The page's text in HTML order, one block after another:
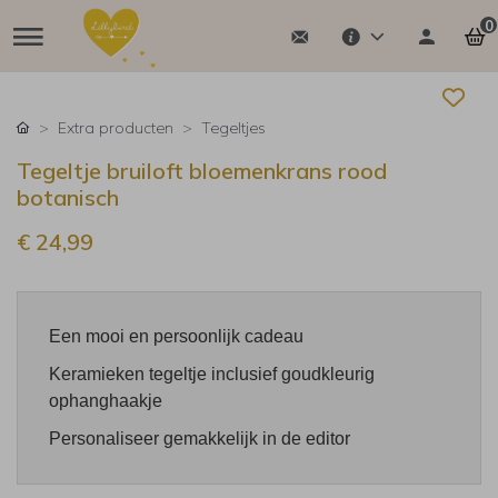
0
Extra producten Tegeltjes
Tegeltje bruiloft bloemenkrans rood
botanisch
€ 24,99
Een mooi en persoonlijk cadeau
Keramieken tegeltje inclusief goudkleurig
ophanghaakje
Personaliseer gemakkelijk in de editor